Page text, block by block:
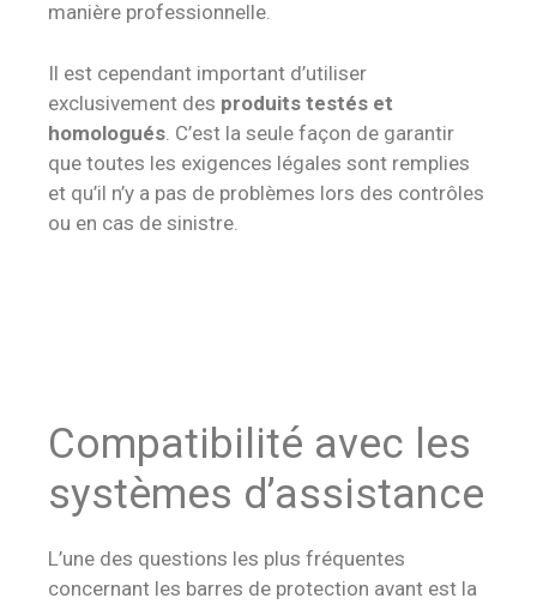
manière professionnelle.
Il est cependant important d’utiliser
exclusivement des produits testés et
homologués . C’est la seule façon de garantir
que toutes les exigences légales sont remplies
et qu’il n’y a pas de problèmes lors des contrôles
ou en cas de sinistre.
Compatibilité avec les
systèmes d’assistance
L’une des questions les plus fréquentes
concernant les barres de protection avant est la